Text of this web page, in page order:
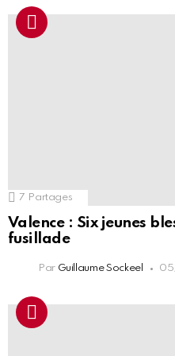
7 Partages
Valence : Six jeunes
fusillade
Par Guillaume Sockeel